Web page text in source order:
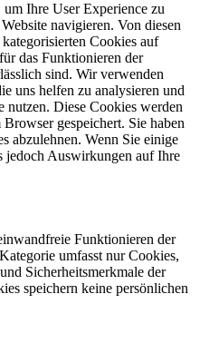
Ihre User Experience zu
navigieren. Von diesen
Cookies auf
das Funktionieren der
sind. Wir verwenden
uns helfen zu analysieren und
nutzen. Diese Cookies werden
gespeichert. Sie haben
abzulehnen. Wenn Sie einige
jedoch Auswirkungen auf Ihre
Funktionieren der
umfasst nur Cookies,
Sicherheitsmerkmale der
speichern keine persönlichen